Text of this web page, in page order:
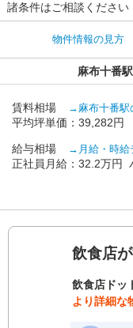
諸条件はご相談ください
物件情報の見方
麻布十番
賃料相場 →麻布十番駅
平均坪単価：39,282円
給与相場 →月給・時給
正社員月給：32.2万円
飲食店
飲食店ドッ
より詳細な